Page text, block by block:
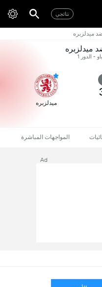
نتائجي
ميدلزبره
ميدلزبره
- الدور 1
ميدلزبره
المواجهات المباشرة
Ad